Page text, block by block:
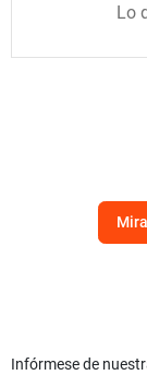
Lo
Infórmese de